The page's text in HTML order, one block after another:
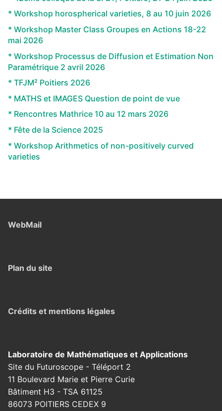
* Workshop horospherical varieties, 8 au 10 juin 2026
* Workshop Master Class Groupes en Actions 18-22
mai 2026
* Workshop Processus de Diffusion et Estimation Non
Paramétrique 2 avril 2026
* TFJM² Poitiers 2026
* MATHS et IMAGES Question de point de vue
* Rencontres Mathrice 10 au 12 mars 2026
* Fête de la Science 2025
* Workshop Arithmetics of non-positively curved
varieties
WebMail
Plan du site
Crédits et mentions légales
Laboratoire de Mathématiques et Applications
Site du Futuroscope - Téléport 2
11 Boulevard Marie et Pierre Curie
Bâtiment H3 - TSA 61125
86073 POITIERS CEDEX 9